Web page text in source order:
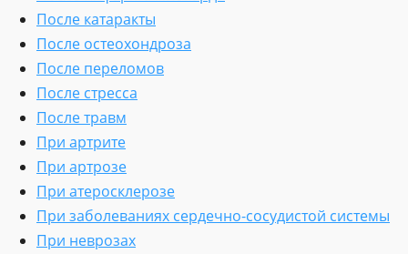
После катаракты
После остеохондроза
После переломов
После стресса
После травм
При артрите
При артрозе
При атеросклерозе
При заболеваниях сердечно-сосудистой системы
При неврозах